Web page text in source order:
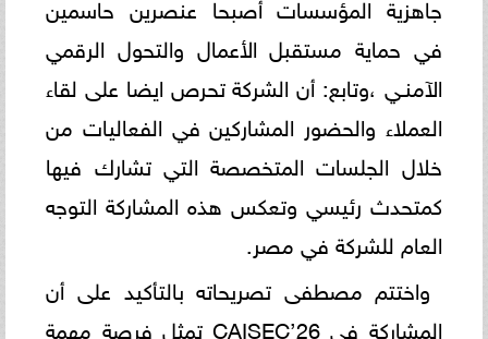
في حماية مستقبل الأعمال والتحول الرقمي
الآمنـي ،وتابع: أن الشركة تحرص ايضا على لقاء
العملاء والحضور المشاركين في الفعاليات من
خلال الجلسات المتخصصة التي تشارك فيها
كمتحدث رئيسي وتعكس هذه المشاركة التوجه
العام للشركة في مصر.
واختتم مصطفى تصريحاته بالتأكيد على أن
المشاركة في CAISEC’26 تمثل فرصة مهمة